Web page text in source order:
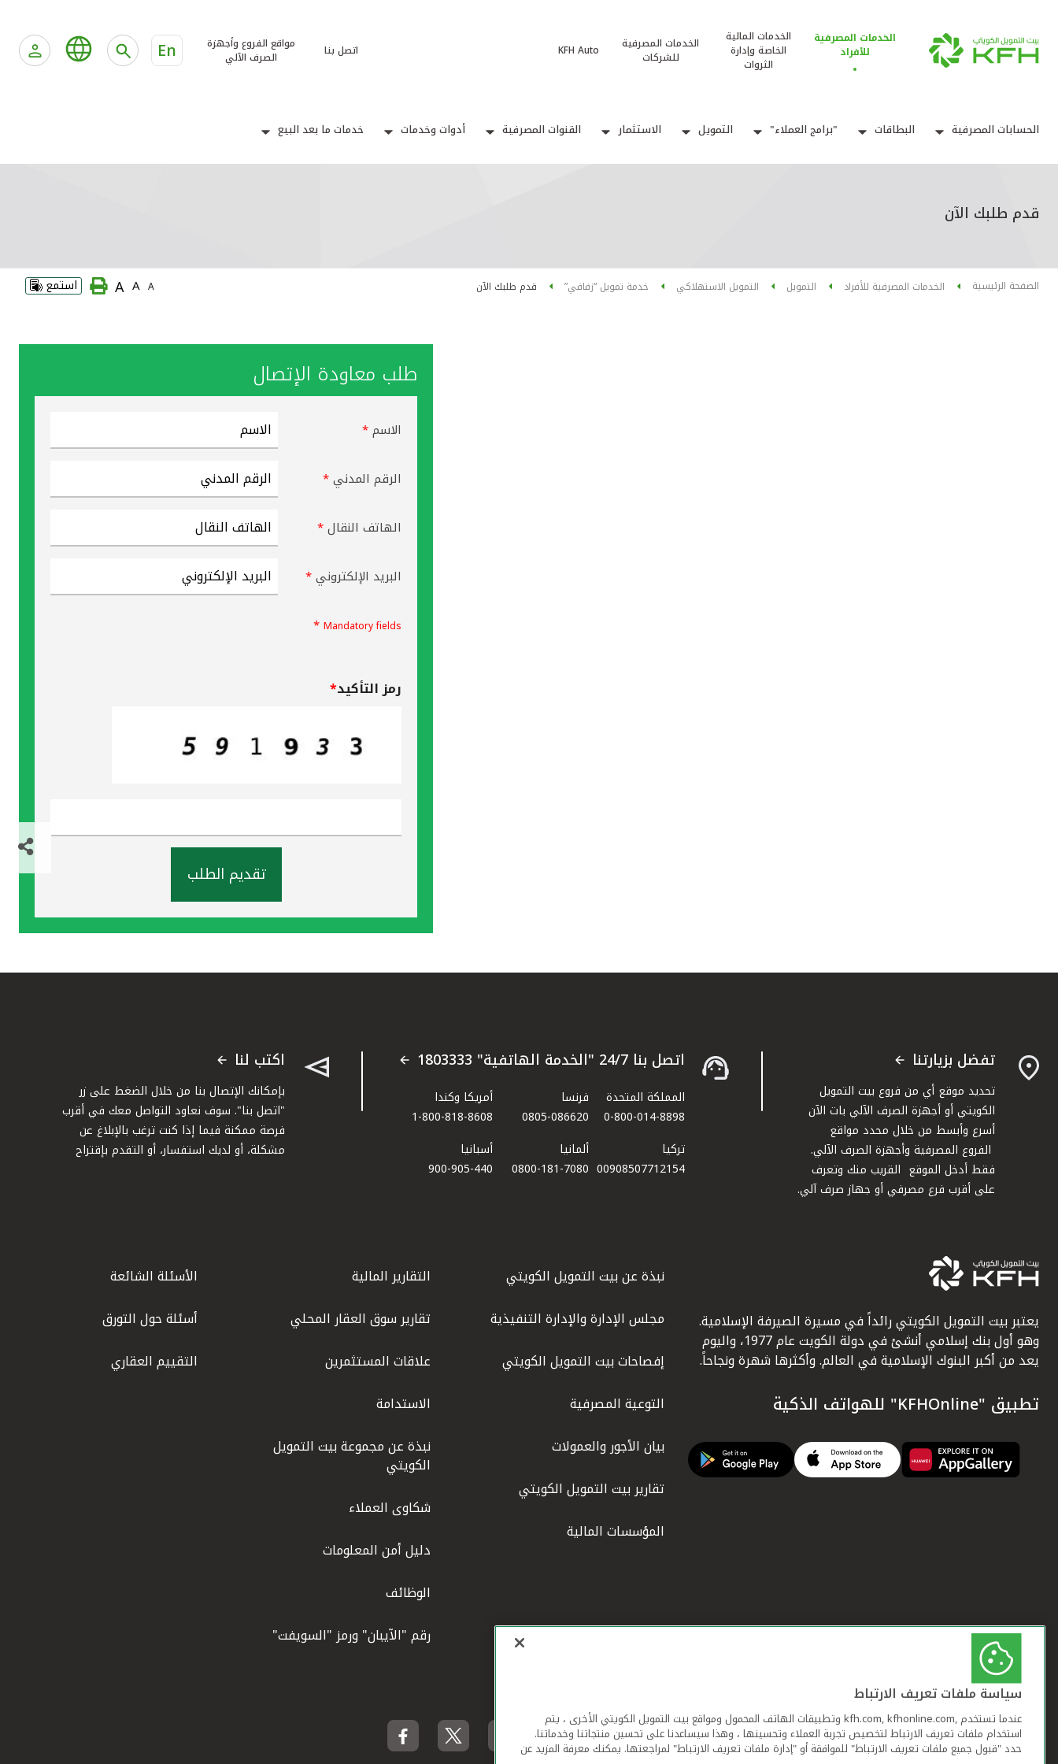
الخدمات المصرفية
للأفراد
الخدمات المالية
الخاصة وإدارة
الثروات
الخدمات المصرفية
للشركات
KFH Auto اتصل بنا
مواقع الفروع وأجهزة
الصرف الآلي
En
الحسابات المصرفية البطاقات "برامج العملاء" التمويل الاستثمار القنوات المصرفية أدوات وخدمات خدمات ما بعد البيع
قدم طلبك الآن
الصفحة الرئيسية الخدمات المصرفية للأفراد التمويل التمويل الاستهلاكي خدمة تمويل “زفافي” قدم طلبك الآن A
A
A استمع
طلب معاودة الإتصال
الاسم*
الرقم المدني*
الهاتف النقال*
البريد الإلكتروني*
Mandatory fields
*
رمز التأكيد*
تقديم الطلب
تفضل بزيارتنا
تحديد موقع أي من فروع بيت التمويل
الكويتي أو أجهزة الصرف الآلي بات الآن
أسرع وأبسط من خلال محدد مواقع
الفروع المصرفية وأجهزة الصرف الآلي.
فقط أدخل الموقع القريب منك وتعرف
على أقرب فرع مصرفي أو جهاز صرف آلي.
اتصل بنا 24/7 "الخدمة الهاتفية" 1803333
المملكة المتحدة
0-800-014-8898
فرنسا
0805-086620
أمريكا وكندا
1-800-818-8608
تركيا
00908507712154​
ألمانيا
0800-181-7080
أسبانيا
900-905-440
اكتب لنا
بإمكانك الإتصال بنا من خلال الضغط على زر
"اتصل بنا". سوف نعاود التواصل معك في أقرب
فرصة ممكنة فيما إذا كنت ترغب بالإبلاغ عن
مشكلة، أو لديك استفسار، أو التقدم بإقتراح
يعتبر بيت التمويل الكويتي رائداً في مسيرة الصيرفة الإسلامية.
وهو أول بنك إسلامي أنشئ في دولة الكويت عام 1977، واليوم
يعد من أكبر البنوك الإسلامية في العالم. وأكثرها شهرة ونجاحاً.
تطبيق "KFHOnline" للهواتف الذكية
نبذة عن بيت التمويل الكويتي
مجلس الإدارة والإدارة التنفيذية
إفصاحات بيت التمويل الكويتي
التوعية المصرفية
بيان الأجور والعمولات
تقارير بيت التمويل الكويتي
المؤسسات المالية
التقارير المالية
تقارير سوق العقار المحلي
علاقات المستثمرين
الاستدامة
نبذة عن مجموعة بيت التمويل
الكويتي
شكاوى العملاء
دليل أمن المعلومات
الوظائف
رقم "الآيبان" ورمز "السويفت"
الأسئلة الشائعة
أسئلة حول التورق
التقييم العقاري
سياسة ملفات تعريف الارتباط
عندما تستخدم ,kfh.com, kfhonline.com وتطبيقات الهاتف المحمول ومواقع بيت التمويل الكويتي الأخرى ، يتم
استخدام ملفات تعريف الارتباط لتخصيص تجربة العملاء وتحسينها ، وهذا سيساعدنا على تحسين منتجاتنا وخدماتنا.
حدد "قبول جميع ملفات تعريف الارتباط" للموافقة أو "إدارة ملفات تعريف الارتباط" لمراجعتها. يمكنك معرفة المزيد عن